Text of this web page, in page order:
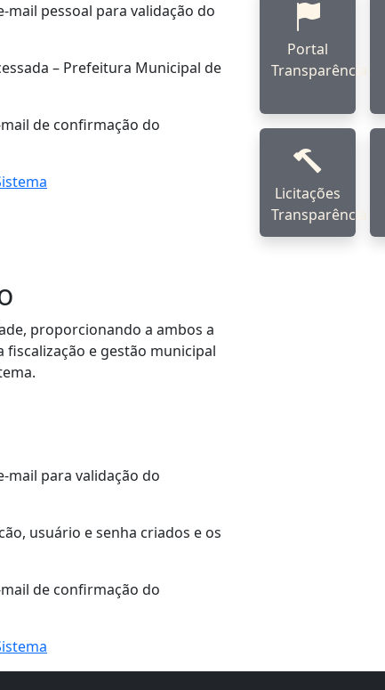
mail pessoal para validação do
– Prefeitura Municipal de
de confirmação do
proporcionando a ambos a
e gestão municipal
mail para validação do
usuário e senha criados e os
de confirmação do
Portal
Transparência
Licitações
Transparência